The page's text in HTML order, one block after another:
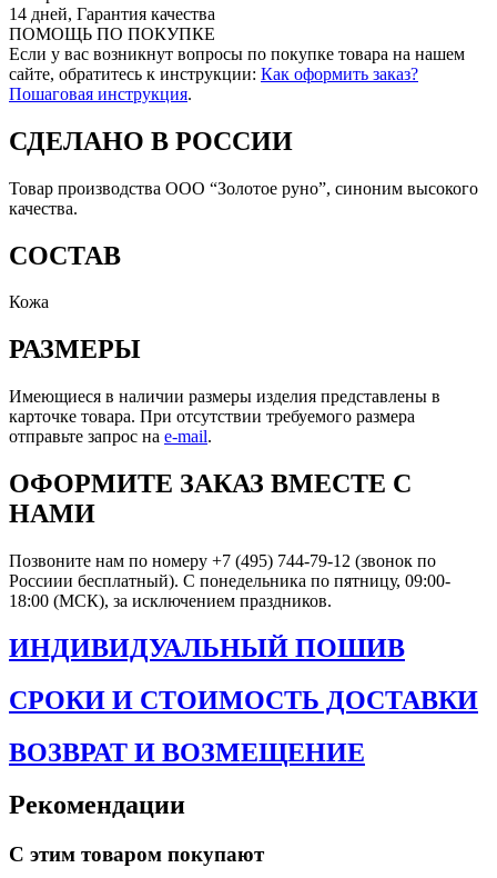
14 дней, Гарантия качества
ПОМОЩЬ ПО ПОКУПКЕ
Если у вас возникнут вопросы по покупке товара на нашем
сайте, обратитесь к инструкции: Как оформить заказ?
Пошаговая инструкция.
СДЕЛАНО В РОССИИ
Товар производства ООО “Золотое руно”, синоним высокого
качества.
СОСТАВ
Кожа
РАЗМЕРЫ
Имеющиеся в наличии размеры изделия представлены в
карточке товара. При отсутствии требуемого размера
отправьте запрос на e-mail.
ОФОРМИТЕ ЗАКАЗ ВМЕСТЕ С
НАМИ
Позвоните нам по номеру +7 (495) 744-79-12 (звонок по
Россиии бесплатный). С понедельника по пятницу, 09:00-
18:00 (МСК), за исключением праздников.
ИНДИВИДУАЛЬНЫЙ ПОШИВ
СРОКИ И СТОИМОСТЬ ДОСТАВКИ
ВОЗВРАТ И ВОЗМЕЩЕНИЕ
Рекомендации
С этим товаром покупают